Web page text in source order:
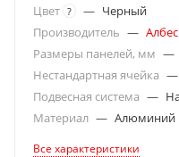
Цвет ? — Черный
Производитель — Албес
Размеры панелей, мм —
Нестандартная ячейка —
Подвесная система —
Материал — Алюминий
Все характеристики